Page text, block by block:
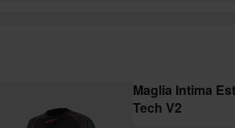
Maglia Intima
Tech V2